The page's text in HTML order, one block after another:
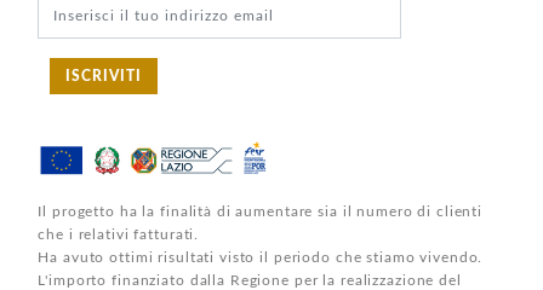
ISCRIVITI
Il progetto ha la finalità di aumentare sia il numero di clienti
che i relativi fatturati.
Ha avuto ottimi risultati visto il periodo che stiamo vivendo.
L'importo finanziato dalla Regione per la realizzazione del